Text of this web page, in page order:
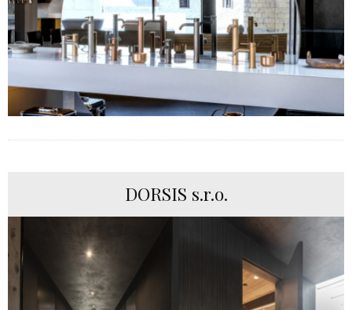
DORSIS s.r.o.